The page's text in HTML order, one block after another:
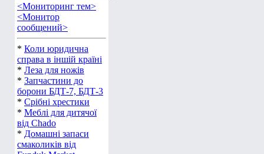
<Мониторинг тем>
<Монитор
сообщений>
* Коли юридична
справа в іншій країні
* Леза для ножів
* Запчастини до
борони БДТ-7, БДТ-3
* Срібні хрестики
* Меблі для дитячої
від Chado
* Домашні запаси
смаколиків від